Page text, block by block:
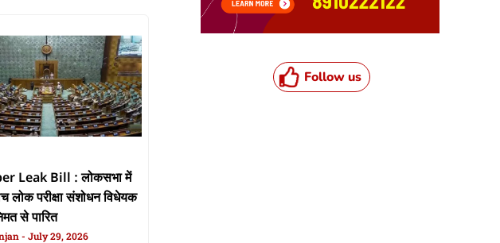
Leak Bill : लोकसभा में
लोक परीक्षा संशोधन विधेयक
से पारित
July 29, 2026
Follow us